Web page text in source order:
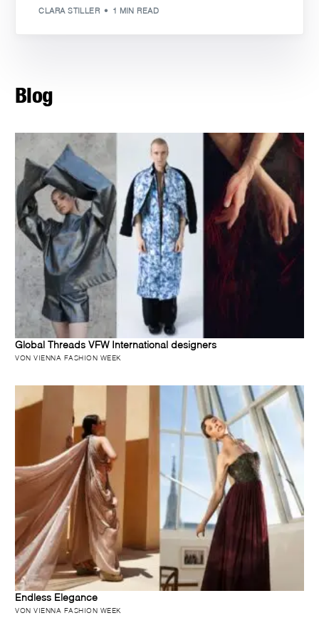
CLARA STILLER 1 MIN READ
Blog
Global Threads VFW International designers
VON VIENNA FASHION WEEK
Endless Elegance
VON VIENNA FASHION WEEK